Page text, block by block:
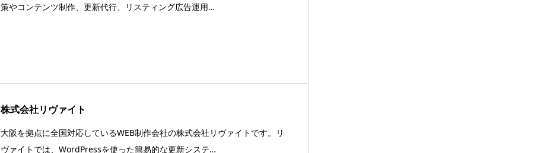
策やコンテンツ制作、更新代行、リスティング広告運用…
株式会社リヴァイト
大阪を拠点に全国対応しているWEB制作会社の株式会社リヴァイトです。リ
ヴァイトでは、WordPressを使った簡易的な更新システ…